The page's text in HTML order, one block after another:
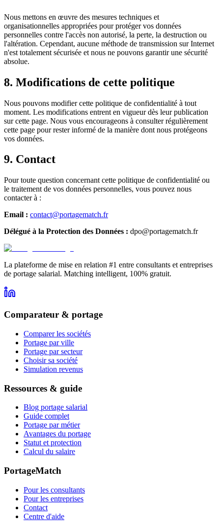
Nous mettons en œuvre des mesures techniques et
organisationnelles appropriées pour protéger vos données
personnelles contre l'accès non autorisé, la perte, la destruction ou
l'altération. Cependant, aucune méthode de transmission sur Internet
n'est totalement sécurisée et nous ne pouvons garantir une sécurité
absolue.
8. Modifications de cette politique
Nous pouvons modifier cette politique de confidentialité à tout
moment. Les modifications entrent en vigueur dès leur publication
sur cette page. Nous vous encourageons à consulter régulièrement
cette page pour rester informé de la manière dont nous protégeons
vos données.
9. Contact
Pour toute question concernant cette politique de confidentialité ou
le traitement de vos données personnelles, vous pouvez nous
contacter à :
Email : contact@portagematch.fr
Délégué à la Protection des Données : dpo@portagematch.fr
La plateforme de mise en relation #1 entre consultants et entreprises
de portage salarial. Matching intelligent, 100% gratuit.
Comparateur & portage
Comparer les sociétés
Portage par ville
Portage par secteur
Choisir sa société
Simulation revenus
Ressources & guide
Blog portage salarial
Guide complet
Portage par métier
Avantages du portage
Statut et protection
Calcul du salaire
PortageMatch
Pour les consultants
Pour les entreprises
Contact
Centre d'aide